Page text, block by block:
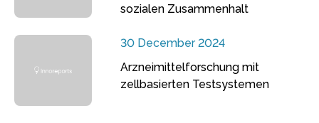
sozialen Zusammenhalt
30 December 2024
Arzneimittelforschung mit
zellbasierten Testsystemen